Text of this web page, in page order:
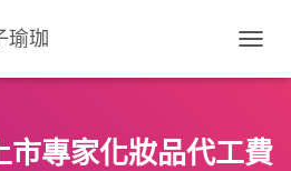
瑜珈
O
L
E
市專家化妝品代工費